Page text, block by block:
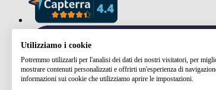
Utilizziamo i cookie
Potremmo utilizzarli per l'analisi dei dati dei nostri visitatori, per
mostrare contenuti personalizzati e offrirti un'esperienza di
informazioni sui cookie che utilizziamo aprire le impostazioni.